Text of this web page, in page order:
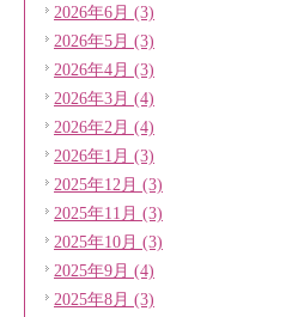
2026年6月 (3)
2026年5月 (3)
2026年4月 (3)
2026年3月 (4)
2026年2月 (4)
2026年1月 (3)
2025年12月 (3)
2025年11月 (3)
2025年10月 (3)
2025年9月 (4)
2025年8月 (3)